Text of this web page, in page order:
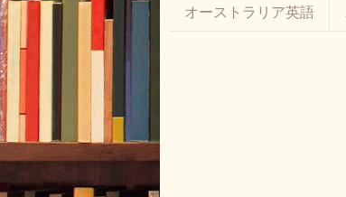
オーストラリア英語